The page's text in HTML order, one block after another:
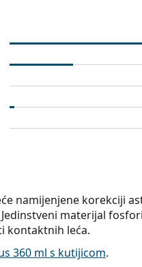
namijenjene korekciji
materijal
kontaktnih leća.
360 ml s kutijicom.